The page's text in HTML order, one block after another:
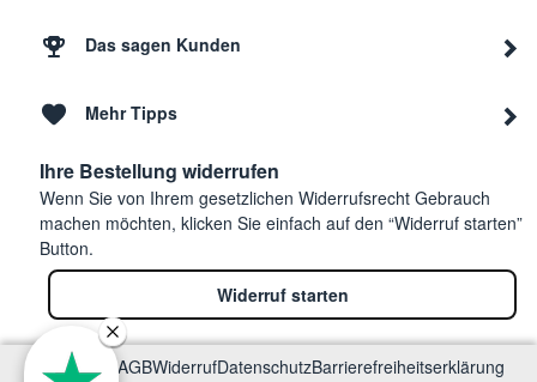
Das sagen Kunden
Mehr Tipps
Ihre Bestellung widerrufen
Wenn Sie von Ihrem gesetzlichen Widerrufsrecht Gebrauch
machen möchten, klicken Sie einfach auf den “Widerruf starten”
Button.
Widerruf starten
ImpressumAGBWiderrufDatenschutzBarrierefreiheitserklärung